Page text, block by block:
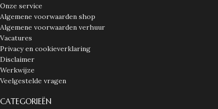
Onze service
Algemene voorwaarden shop
Algemene voorwaarden verhuur
Vacatures
Privacy en cookieverklaring
Disclaimer
Werkwijze
Veelgestelde vragen
CATEGORIEËN